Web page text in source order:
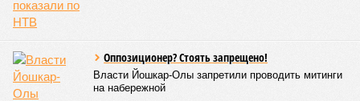
качественными пищевыми продуктами, а детей –
полноценным и сбалансированным питанием. Все лагеря в
эпидемиологическим заключением (СЭЗ), которое
подтверждает соответствие учреждения требованиям
действующего санитарного законодательства. Отсутствие